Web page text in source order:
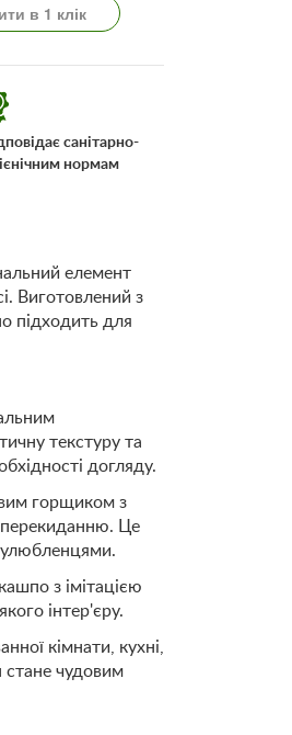
в 1 клік
санітарно-
нормам
елемент
Виготовлений з
підходить для
текстуру та
догляду.
горщиком з
перекиданню. Це
улюбленцями.
з імітацією
інтер'єру.
кімнати, кухні,
стане чудовим